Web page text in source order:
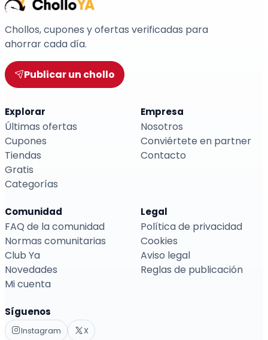
Chollos, cupones y ofertas verificadas para
ahorrar cada día.
Publicar un chollo
Explorar
Últimas ofertas
Cupones
Tiendas
Gratis
Categorías
Empresa
Nosotros
Conviértete en partner
Contacto
Comunidad
FAQ de la comunidad
Normas comunitarias
Club Ya
Novedades
Mi cuenta
Legal
Política de privacidad
Cookies
Aviso legal
Reglas de publicación
Síguenos
Instagram
X